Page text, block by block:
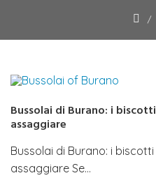
Bussolai di Burano: i
assaggiare
Bussolai di Burano: i
assaggiare Se…